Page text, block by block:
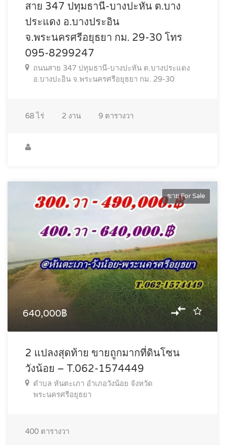
สาย 347 ปทุมธานี-บางปะหัน ต.บาง
ประแดง อ.บางประอิน
จ.พระนครศรีอยุธยา กม. 29-30 โทร
095-8299247
ถนนสาย 347 ปทุมธานี-บางปะหัน ต.บางประแดง
อ.บางปะอิน จ.พระนครศรีอยุธยา กม. 29-30
68 ไร่ 2 งาน 9 ตารางวา
ขาย For Sale
640,000฿
2 แปลงสุดท้าย ขายถูกมากที่ดินโซน
วังน้อย – T.062-1574449
ตำบล หันตะเภา อำเภอวังน้อย จังหวัด
พระนครศรีอยุธยา
400 ตารางวา